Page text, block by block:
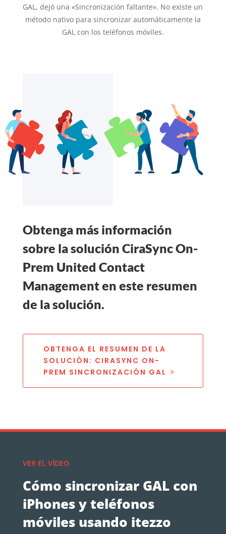
GAL, dejó una «Sincronización faltante». No existe un
método nativo para sincronizar automáticamente la
GAL con los teléfonos móviles.
Obtenga más información
sobre la solución CiraSync On-
Prem United Contact
Management en este resumen
de la solución.
OBTENGA EL RESUMEN DE LA
SOLUCIÓN: CIRASYNC ON-
PREM SINCRONIZACIÓN GAL
VER EL VÍDEO
Cómo sincronizar GAL con
iPhones y teléfonos
móviles usando itezzo